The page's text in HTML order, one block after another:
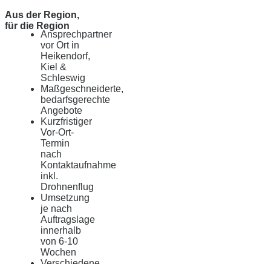
Aus der Region,
für die Region
Ansprechpartner
vor Ort in
Heikendorf,
Kiel &
Schleswig
Maßgeschneiderte,
bedarfsgerechte
Angebote
Kurzfristiger
Vor-Ort-
Termin
nach
Kontaktaufnahme
inkl.
Drohnenflug
Umsetzung
je nach
Auftragslage
innerhalb
von 6-10
Wochen